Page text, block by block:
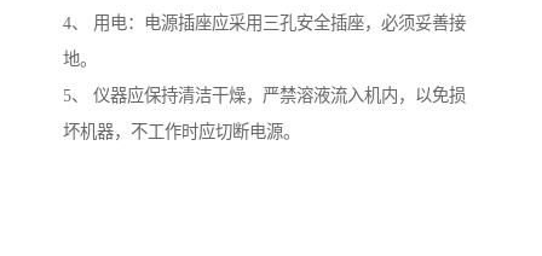
4、 用电：电源插座应采用三孔安全插座，必须妥善接
地。
5、 仪器应保持清洁干燥，严禁溶液流入机内，以免损
坏机器，不工作时应切断电源。